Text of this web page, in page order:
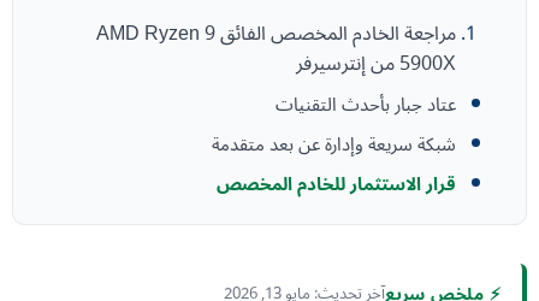
مراجعة الخادم المخصص الفائق AMD Ryzen 9
5900X من إنترسيرفر
عتاد جبار بأحدث التقنيات
شبكة سريعة وإدارة عن بعد متقدمة
قرار الاستثمار للخادم المخصص
آخر تحديث: مايو 13, 2026